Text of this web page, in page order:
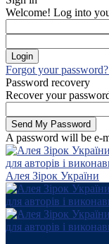
Welcome! Log into
Forgot your
Password recovery
Recover your
A password will be e-
Алея Зірок України